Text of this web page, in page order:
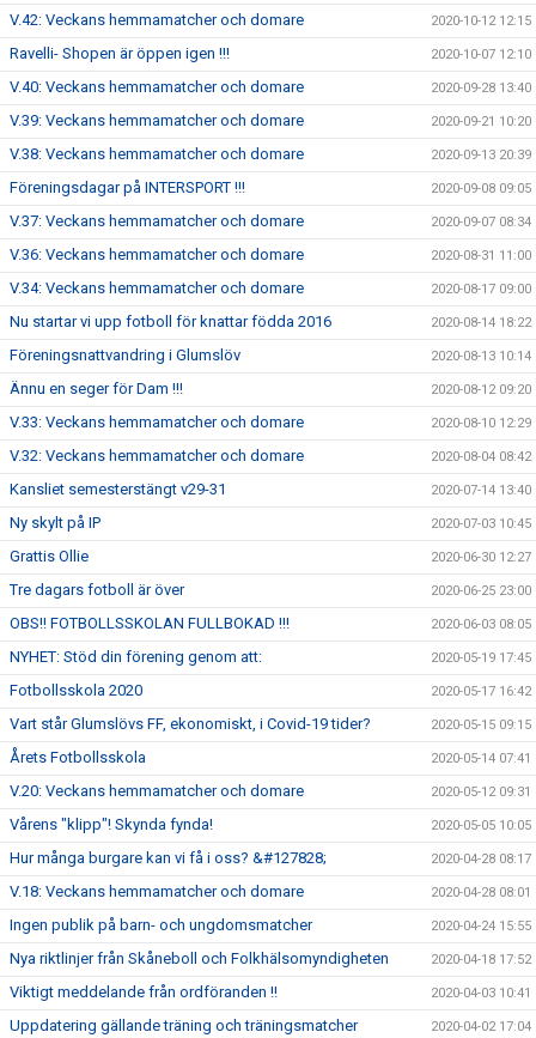
V.42: Veckans hemmamatcher och domare 2020-10-12 12:15
Ravelli- Shopen är öppen igen !!! 2020-10-07 12:10
V.40: Veckans hemmamatcher och domare 2020-09-28 13:40
V.39: Veckans hemmamatcher och domare 2020-09-21 10:20
V.38: Veckans hemmamatcher och domare 2020-09-13 20:39
Föreningsdagar på INTERSPORT !!! 2020-09-08 09:05
V.37: Veckans hemmamatcher och domare 2020-09-07 08:34
V.36: Veckans hemmamatcher och domare 2020-08-31 11:00
V.34: Veckans hemmamatcher och domare 2020-08-17 09:00
Nu startar vi upp fotboll för knattar födda 2016 2020-08-14 18:22
Föreningsnattvandring i Glumslöv 2020-08-13 10:14
Ännu en seger för Dam !!! 2020-08-12 09:20
V.33: Veckans hemmamatcher och domare 2020-08-10 12:29
V.32: Veckans hemmamatcher och domare 2020-08-04 08:42
Kansliet semesterstängt v29-31 2020-07-14 13:40
Ny skylt på IP 2020-07-03 10:45
Grattis Ollie 2020-06-30 12:27
Tre dagars fotboll är över 2020-06-25 23:00
OBS!! FOTBOLLSSKOLAN FULLBOKAD !!! 2020-06-03 08:05
NYHET: Stöd din förening genom att: 2020-05-19 17:45
Fotbollsskola 2020 2020-05-17 16:42
Vart står Glumslövs FF, ekonomiskt, i Covid-19 tider? 2020-05-15 09:15
Årets Fotbollsskola 2020-05-14 07:41
V.20: Veckans hemmamatcher och domare 2020-05-12 09:31
Vårens "klipp"! Skynda fynda! 2020-05-05 10:05
Hur många burgare kan vi få i oss? &#127828; 2020-04-28 08:17
V.18: Veckans hemmamatcher och domare 2020-04-28 08:01
Ingen publik på barn- och ungdomsmatcher 2020-04-24 15:55
Nya riktlinjer från Skåneboll och Folkhälsomyndigheten 2020-04-18 17:52
Viktigt meddelande från ordföranden !! 2020-04-03 10:41
Uppdatering gällande träning och träningsmatcher 2020-04-02 17:04